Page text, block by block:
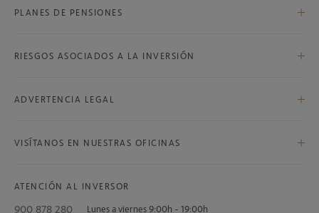
Bestinver Internacional, F.I.
Bestinver Grandes Compañías, F.I.
PLANES DE PENSIONES
Bestinver Plan Norteamérica, F.P.
RIESGOS ASOCIADOS A LA INVERSIÓN
ADVERTENCIA LEGAL
VISÍTANOS EN NUESTRAS OFICINAS
ATENCIÓN AL INVERSOR
900 878 280 Lunes a viernes 9:00h - 19:00h